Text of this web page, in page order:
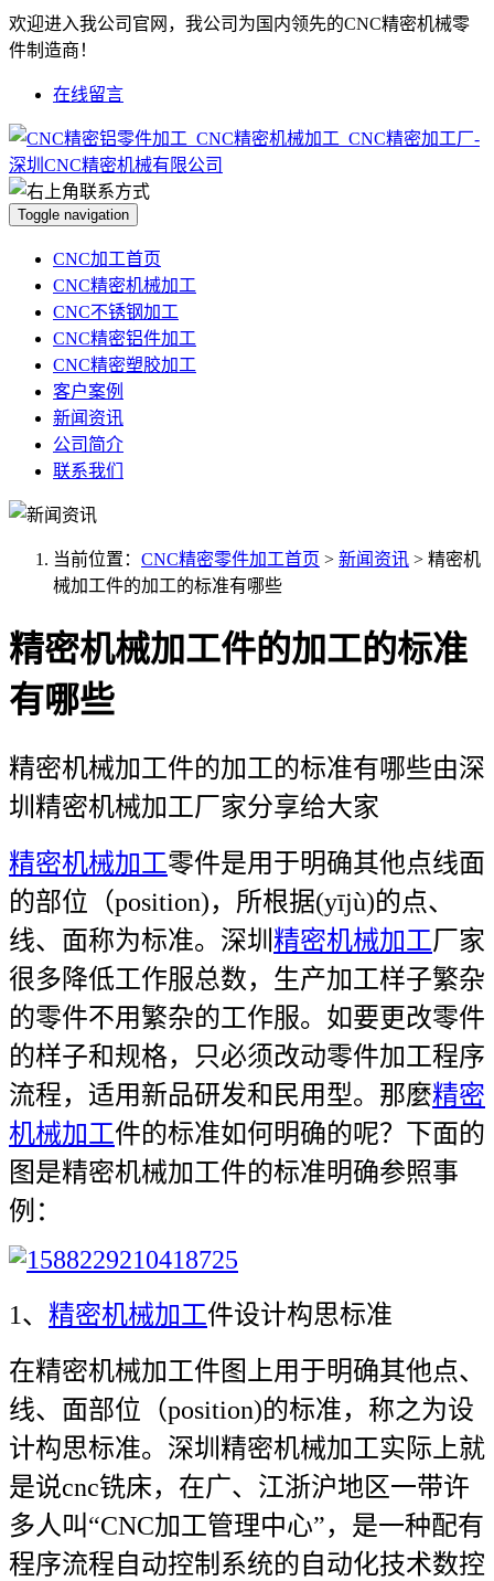
欢迎进入我公司官网，我公司为国内领先的CNC精密机械零
件制造商！
在线留言
Toggle navigation
CNC加工首页
CNC精密机械加工
CNC不锈钢加工
CNC精密铝件加工
CNC精密塑胶加工
客户案例
新闻资讯
公司简介
联系我们
当前位置： CNC精密零件加工首页 > 新闻资讯 > 精密机
械加工件的加工的标准有哪些
精密机械加工件的加工的标准
有哪些
精密机械加工件的加工的标准有哪些由深
圳 精密机械加工厂家分享给大家
精密机械加工零件是用于明确其他点线面
的部位（position)，所根据(yījù)的点、
线、面称为标准。深圳 精密机械加工厂家
很多降低工作服总数，生产加工样子繁杂
的零件不用繁杂的工作服。如要更改零件
的样子和规格，只必须改动零件加工程序
流程，适用新品研发和民用型。那麼精密
机械加工件的标准如何明确的呢？下面的
图是精密机械加工件的标准明确参照事
例：
1、 精密机械加工件设计构思标准
在精密机械加工件图上用于明确其他点、
线、面部位（position)的标准，称之为设
计构思标准。深圳精密机械加工实际上就
是说cnc铣床，在广、江浙沪地区一带许
多人叫“CNC加工管理中心”，是一种配有
程序流程自动控制系统的自动化技术数控